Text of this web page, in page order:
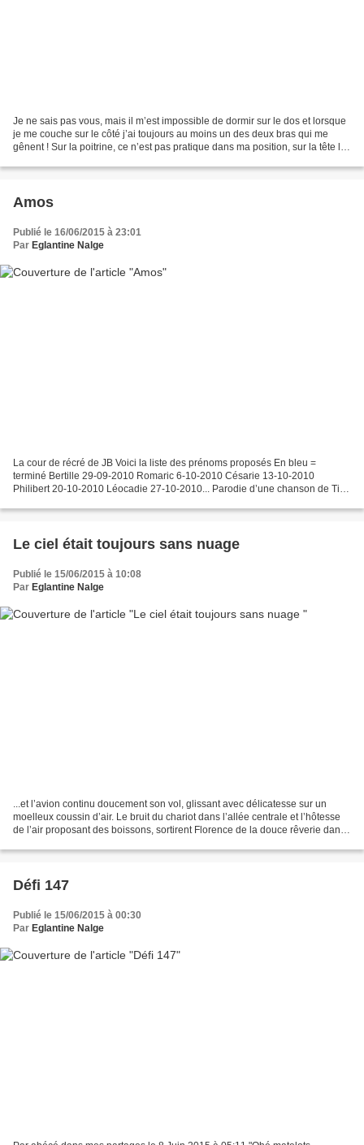
Je ne sais pas vous, mais il m’est impossible de dormir sur le dos et lorsque
je me couche sur le côté j’ai toujours au moins un des deux bras qui me
gênent ! Sur la poitrine, ce n’est pas pratique dans ma position, sur la tête les
Amos
Publié le 16/06/2015 à 23:01
Par Eglantine Nalge
La cour de récré de JB Voici la liste des prénoms proposés En bleu =
terminé Bertille 29-09-2010 Romaric 6-10-2010 Césarie 13-10-2010
Philibert 20-10-2010 Léocadie 27-10-2010... Parodie d’une chanson de Tino
Le ciel était toujours sans nuage
Publié le 15/06/2015 à 10:08
Par Eglantine Nalge
...et l’avion continu doucement son vol, glissant avec délicatesse sur un
moelleux coussin d’air. Le bruit du chariot dans l’allée centrale et l’hôtesse
de l’air proposant des boissons, sortirent Florence de la douce rêverie dans
Défi 147
Publié le 15/06/2015 à 00:30
Par Eglantine Nalge